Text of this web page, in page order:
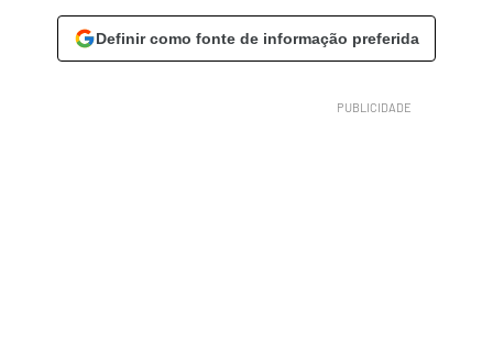
Definir como fonte de informação preferida